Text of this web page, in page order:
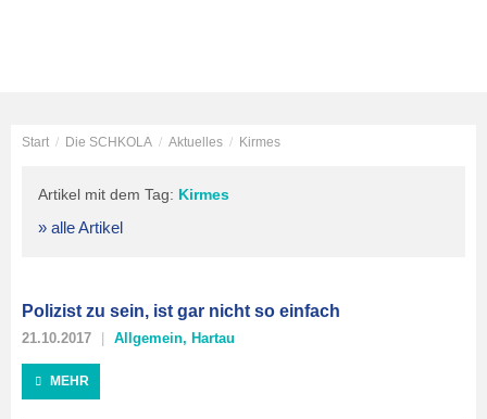
Start / Die SCHKOLA / Aktuelles / Kirmes
Artikel mit dem Tag: Kirmes
» alle Artikel
Polizist zu sein, ist gar nicht so einfach
21.10.2017 Allgemein, Hartau
MEHR